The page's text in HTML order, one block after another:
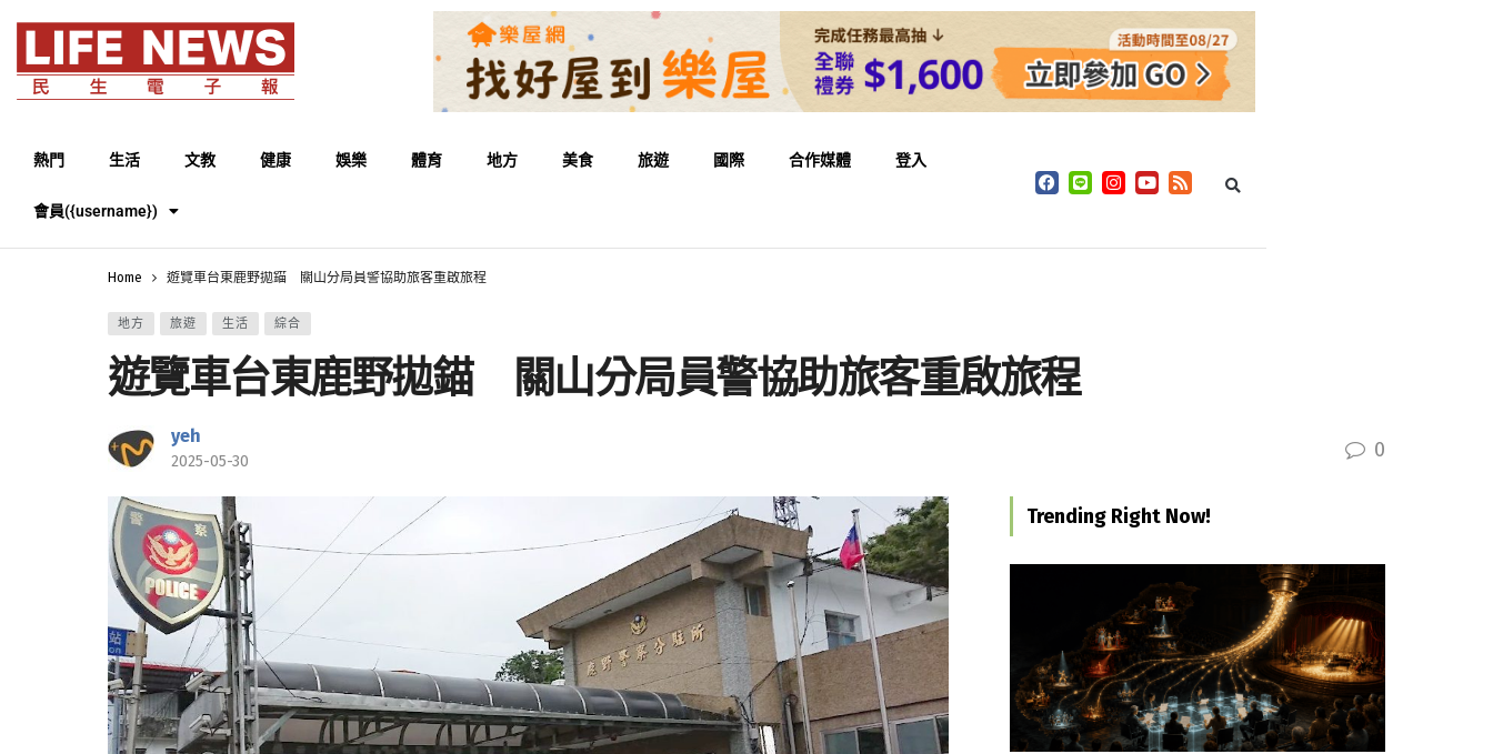
熱門 生活 文教 健康 娛樂 體育 地方 美食 旅遊 國際 合作媒體 登入
會員({username})
Home 遊覽車台東鹿野拋錨 關山分局員警協助旅客重啟旅程
地方 旅遊 生活 綜合
遊覽車台東鹿野拋錨 關山分局員警協助旅客重啟旅程
yeh
2025-05-30 0
Trending Right Now!